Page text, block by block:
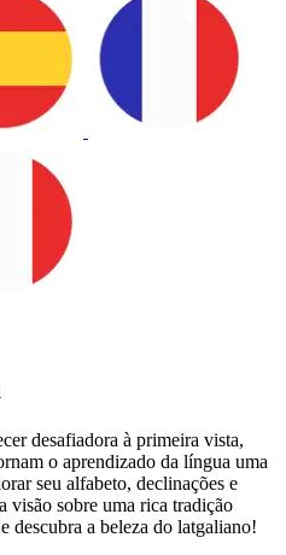
desafiadora à primeira vista,
o aprendizado da língua uma
seu alfabeto, declinações e
visão sobre uma rica tradição
descubra a beleza do latgaliano!